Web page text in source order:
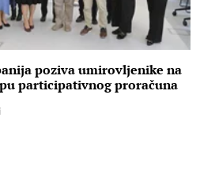
poziva umirovljenike na
participativnog proračuna